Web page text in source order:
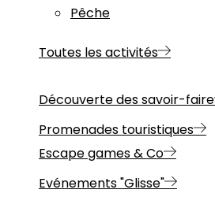
Pêche
Toutes les activités
Découverte des savoir-faire
Promenades touristiques
Escape games & Co
Evénements "Glisse"